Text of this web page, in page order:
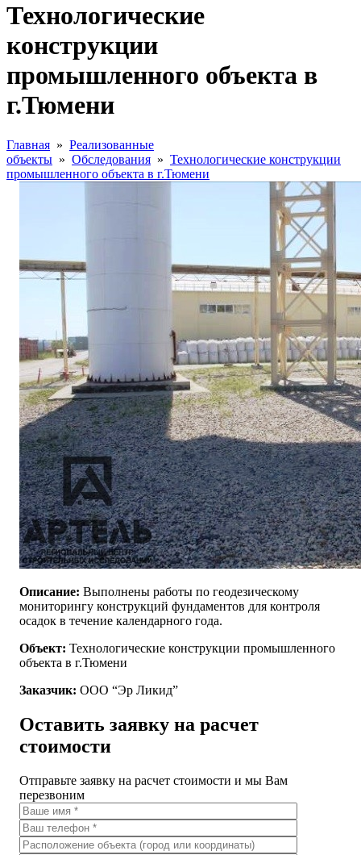
Технологические
конструкции
промышленного объекта в
г.Тюмени
Главная » Реализованные
объекты » Обследования » Технологические конструкции
промышленного объекта в г.Тюмени
Описание: Выполнены работы по геодезическому
мониторингу конструкций фундаментов для контроля
осадок в течение календарного года.
Объект: Технологические конструкции промышленного
объекта в г.Тюмени
Заказчик: ООО “Эр Ликид”
Оставить заявку на расчет
стоимости
Отправьте заявку на расчет стоимости и мы Вам
перезвоним